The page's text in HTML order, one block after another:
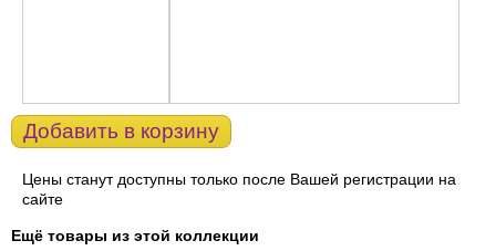
Добавить в корзину
Цены станут доступны только после Вашей регистрации на
сайте
Ещё товары из этой коллекции